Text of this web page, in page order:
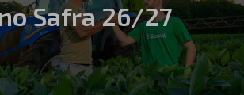
Sicredi Conexão